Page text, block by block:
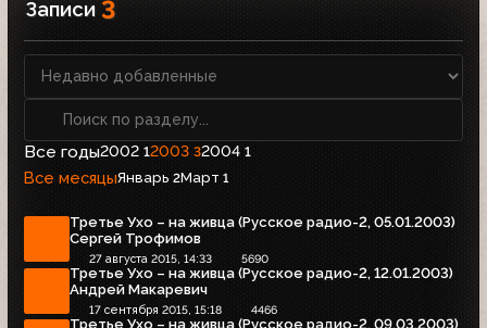
Записи 3
Все годы2002 12003 32004 1
Все месяцыЯнварь 2Март 1
Третье Ухо – на живца (Русское радио-2, 05.01.2003)
Сергей Трофимов
27 августа 2015, 14:33 5690
Третье Ухо – на живца (Русское радио-2, 12.01.2003)
Андрей Макаревич
17 сентября 2015, 15:18 4466
Третье Ухо – на живца (Русское радио-2, 09.03.2003)